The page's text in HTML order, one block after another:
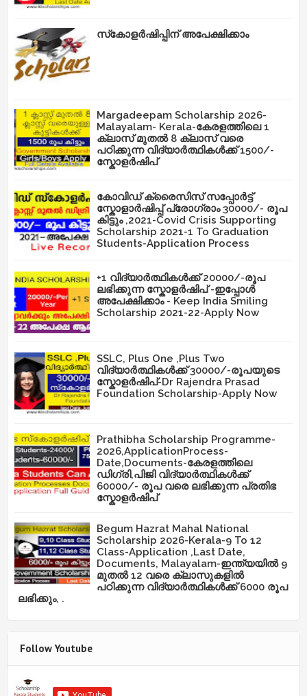
സ്‌കോളർഷിപ്പിന് അപേക്ഷിക്കാം
Margadeepam Scholarship 2026-
Malayalam- Kerala-കേരളത്തിലെ 1
ക്ലാസ് മുതൽ 8 ക്ലാസ് വരെ
പഠിക്കുന്ന വിദ്യാർത്ഥികൾക്ക് 1500/-
സ്കോളർഷിപ്
കോവിഡ് ക്രൈസിസ് സപ്പോർട്ട്
സ്കോളാർഷിപ്പ് പ്രോഗ്രാം 30000/- രൂപ
കിട്ടും ,2021-Covid Crisis Supporting
Scholarship 2021-1 To Graduation
Students-Application Process
+1 വിദ്യാർത്ഥികൾക്ക് 20000/-രൂപ
ലഭിക്കുന്ന സ്കോളർഷിപ് -ഇപ്പോൾ
അപേക്ഷിക്കാം - Keep India Smiling
Scholarship 2021-22-Apply Now
SSLC, Plus One ,Plus Two
വിദ്യാർത്ഥികൾക്ക് 30000/-രൂപയുടെ
സ്കോളർഷിപ്-Dr Rajendra Prasad
Foundation Scholarship-Apply Now
Prathibha Scholarship Programme-
2026,ApplicationProcess-
Date,Documents-കേരളത്തിലെ
ഡിഗ്രി,പിജി വിദ്യാർത്ഥികൾക്ക്
60000/- രൂപ വരെ ലഭിക്കുന്ന പ്രതിഭ
സ്കോളർഷിപ്
Begum Hazrat Mahal National
Scholarship 2026-Kerala-9 To 12
Class-Application ,Last Date,
Documents, Malayalam-ഇന്ത്യയിൽ 9
മുതൽ 12 വരെ ക്ലാസുകളിൽ
പഠിക്കുന്ന വിദ്യാർത്ഥികൾക്ക് 6000 രൂപ
ലഭിക്കും, .
Follow Youtube